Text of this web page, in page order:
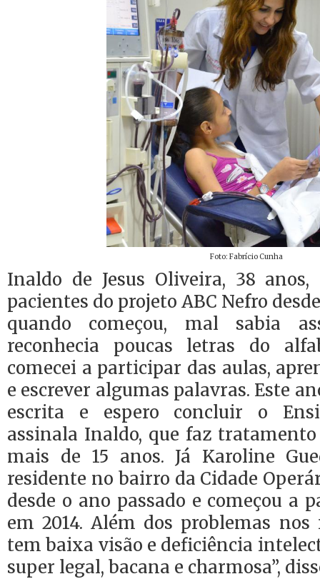
Foto: Fabrício Cunha
Inaldo de Jesus Oliveira, 38
pacientes do projeto ABC Nefro
quando começou, mal sabia
reconhecia poucas letras do
comecei a participar das aulas,
e escrever algumas palavras. Este
escrita e espero concluir o
assinala Inaldo, que faz
mais de 15 anos. Já Karoline
residente no bairro da Cidade
desde o ano passado e começou a
em 2014. Além dos problemas nos
tem baixa visão e deficiência
super legal, bacana e charmosa”,